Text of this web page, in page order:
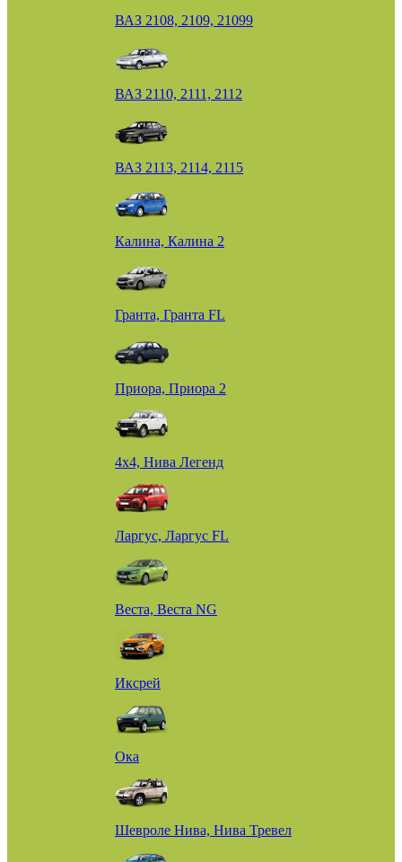
ВАЗ 2108, 2109, 21099
ВАЗ 2110, 2111, 2112
ВАЗ 2113, 2114, 2115
Калина, Калина 2
Гранта, Гранта FL
Приора, Приора 2
4х4, Нива Легенд
Ларгус, Ларгус FL
Веста, Веста NG
Иксрей
Ока
Шевроле Нива, Нива Тревел